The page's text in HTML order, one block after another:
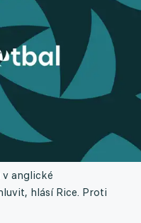
anglické
hlásí Rice. Proti